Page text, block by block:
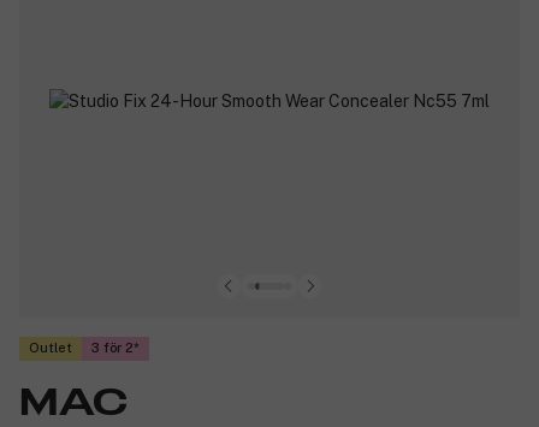
Outlet 3 för 2
MAC